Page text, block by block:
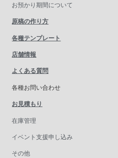
お預かり期間について
原稿の作り方
各種テンプレート
店舗情報
よくある質問
各種お問い合わせ
お見積もり
在庫管理
イベント支援申し込み
その他